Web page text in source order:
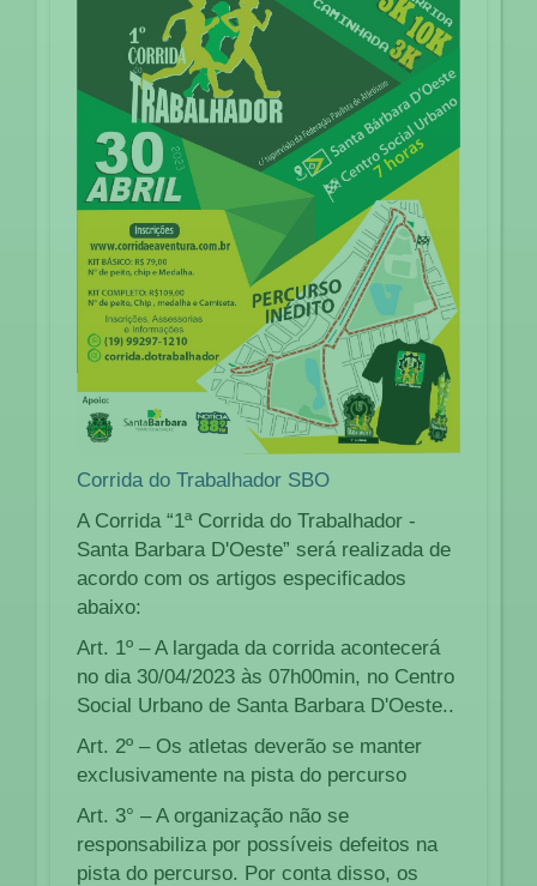
Corrida do Trabalhador SBO
A Corrida “1ª Corrida do Trabalhador -
Santa Barbara D'Oeste” será realizada de
acordo com os artigos especificados
abaixo:
Art. 1º – A largada da corrida acontecerá
no dia 30/04/2023 às 07h00min, no Centro
Social Urbano de Santa Barbara D'Oeste..
Art. 2º – Os atletas deverão se manter
exclusivamente na pista do percurso
Art. 3° – A organização não se
responsabiliza por possíveis defeitos na
pista do percurso. Por conta disso, os